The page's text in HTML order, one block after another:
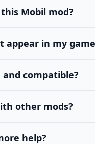
Mobil mod?
appear in my
compatible?
other mods?
help?